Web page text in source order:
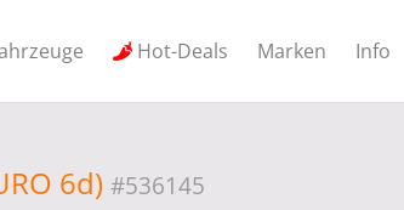
Hot-Deals Marken Info
6d) #536145